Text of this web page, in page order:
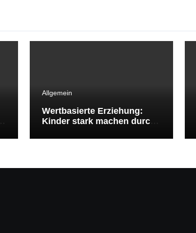
Allgemein
Wertbasierte Erziehung:
Kinder stark machen durch